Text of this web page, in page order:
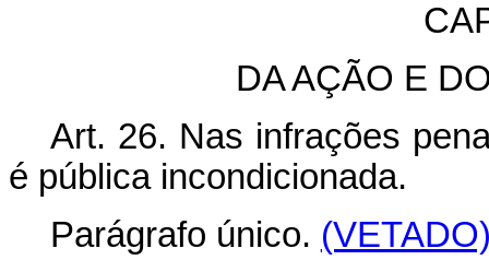
DA AÇÃO E
Art. 26. Nas infrações
é pública incondicionada.
Parágrafo único.